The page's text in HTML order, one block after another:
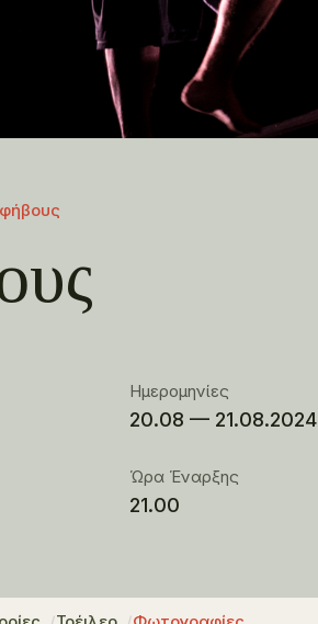
Ημερομηνίες
20.08 — 21.08.2024
Ώρα Έναρξης
21.00